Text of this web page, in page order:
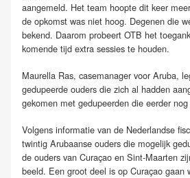
aangemeld. Het team hoopte dit keer
de opkomst was niet hoog. Degenen die
bekend. Daarom probeert OTB het
komende tijd extra sessies te houden.
Maurella Ras, casemanager voor Aruba,
gedupeerde ouders die zich al hadden
gekomen met gedupeerden die eerder
Volgens informatie van de Nederlandse
twintig Arubaanse ouders die mogelijk
de ouders van Curaçao en Sint-Maarten
beeld. Een groot deel is op Curaçao gaan